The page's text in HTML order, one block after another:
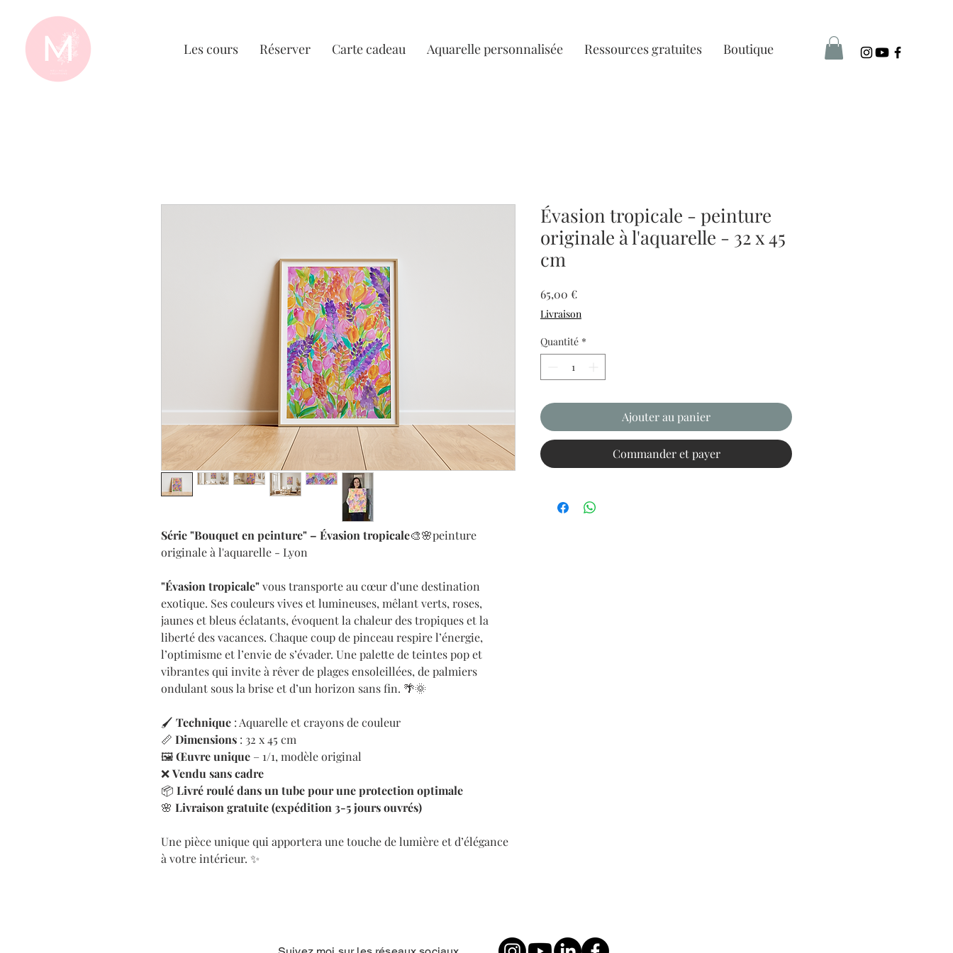
Les cours Réserver Carte cadeau Aquarelle personnalisée Ressources gratuites Boutique
Série "Bouquet en peinture" – Évasion tropicale🎨🌸peinture
originale à l'aquarelle - Lyon
"Évasion tropicale"vous transporte au cœur d’une destination
exotique. Ses couleurs vives et lumineuses, mêlant verts, roses,
jaunes et bleus éclatants, évoquent la chaleur des tropiques et la
liberté des vacances. Chaque coup de pinceau respire l’énergie,
l’optimisme et l’envie de s’évader. Une palette de teintes pop et
vibrantes qui invite à rêver de plages ensoleillées, de palmiers
ondulant sous la brise et d’un horizon sans fin. 🌴🌞
🖌 Technique : Aquarelle et crayons de couleur
📏 Dimensions : 32 x 45 cm
🖼Œuvre unique – 1/1, modèle original
❌Vendu sans cadre
📦 Livré roulé dans un tube pour une protection optimale
🌸 Livraison gratuite (expédition 3-5 jours ouvrés)
Une pièce unique qui apportera une touche de lumière et d’élégance
à votre intérieur. ✨
Évasion tropicale - peinture
originale à l'aquarelle - 32 x 45
cm
65,00 €Prix
Livraison
Quantité *
Ajouter au panier
Commander et payer